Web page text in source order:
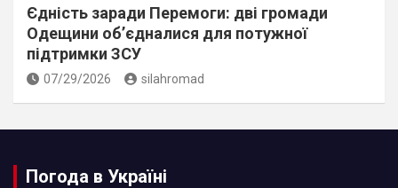
Єдність заради Перемоги: дві громади
Одещини об’єдналися для потужної
підтримки ЗСУ
07/29/2026 silahromad
Погода в Україні